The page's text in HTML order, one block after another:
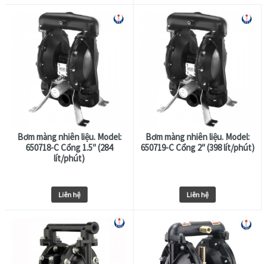
Bơm màng nhiên liệu. Model:
650718-C Cổng 1.5″ (284
lít/phút)
Liên hệ
Bơm màng nhiên liệu. Model:
650719-C Cổng 2″ (398 lít/phút)
Liên hệ